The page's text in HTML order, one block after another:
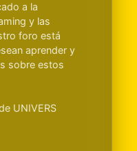
a la
y las
foro está
aprender y
sobre estos
UNIVERS